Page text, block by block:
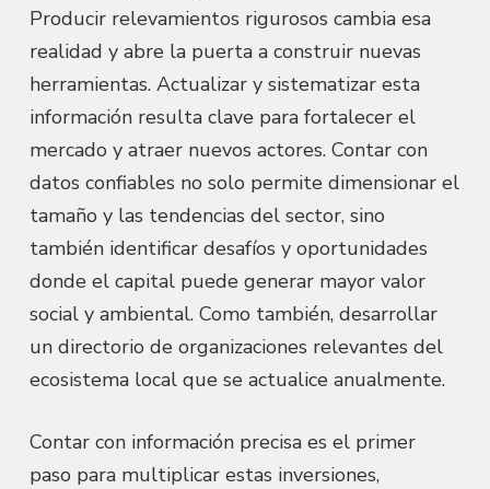
Producir relevamientos rigurosos cambia esa
realidad y abre la puerta a construir nuevas
herramientas. Actualizar y sistematizar esta
información resulta clave para fortalecer el
mercado y atraer nuevos actores. Contar con
datos confiables no solo permite dimensionar el
tamaño y las tendencias del sector, sino
también identificar desafíos y oportunidades
donde el capital puede generar mayor valor
social y ambiental. Como también, desarrollar
un directorio de organizaciones relevantes del
ecosistema local que se actualice anualmente.
Contar con información precisa es el primer
paso para multiplicar estas inversiones,